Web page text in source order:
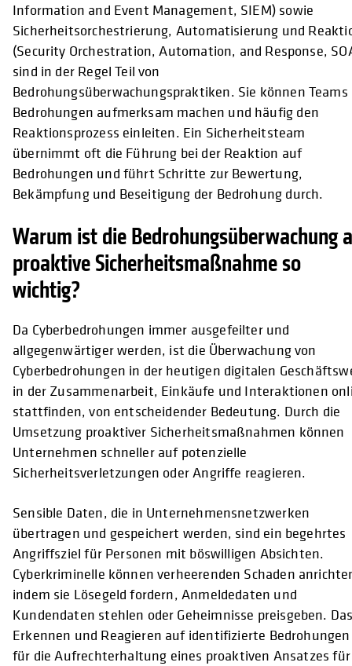
Information and Event Management, SIEM) sowie
Sicherheitsorchestrierung, Automatisierung und
(Security Orchestration, Automation, and Response,
sind in der Regel Teil von
Bedrohungsüberwachungspraktiken. Sie können
Bedrohungen aufmerksam machen und häufig den
Reaktionsprozess einleiten. Ein Sicherheitsteam
übernimmt oft die Führung bei der Reaktion auf
Bedrohungen und führt Schritte zur Bewertung,
Bekämpfung und Beseitigung der Bedrohung durch.
Warum ist die Bedrohungsüberwachung
proaktive Sicherheitsmaßnahme so
wichtig?
Da Cyberbedrohungen immer ausgefeilter und
allgegenwärtiger werden, ist die Überwachung von
Cyberbedrohungen in der heutigen digitalen
in der Zusammenarbeit, Einkäufe und Interaktionen
stattfinden, von entscheidender Bedeutung. Durch die
Umsetzung proaktiver Sicherheitsmaßnahmen können
Unternehmen schneller auf potenzielle
Sicherheitsverletzungen oder Angriffe reagieren.
Sensible Daten, die in Unternehmensnetzwerken
übertragen und gespeichert werden, sind ein begehrtes
Angriffsziel für Personen mit böswilligen Absichten.
Cyberkriminelle können verheerenden Schaden
indem sie Lösegeld fordern, Anmeldedaten und
Kundendaten stehlen oder Geheimnisse preisgeben.
Erkennen und Reagieren auf identifizierte
für die Aufrechterhaltung eines proaktiven Ansatzes